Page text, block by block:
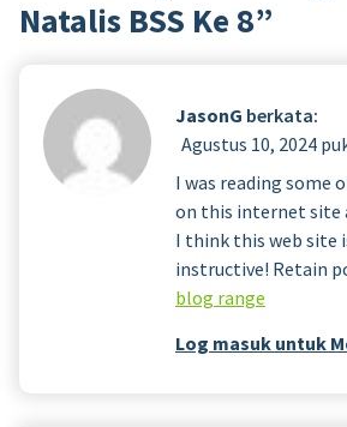
Natalis BSS Ke 8”
JasonG berkata:
Agustus 10, 2024
I was reading some
on this internet site
I think this web site
instructive! Retain
blog range
Log masuk untuk